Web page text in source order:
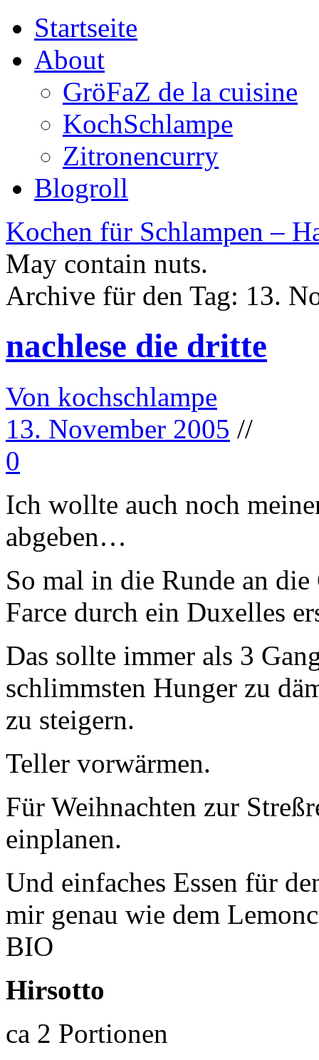
Startseite
About
GröFaZ de la cuisine
KochSchlampe
Zitronencurry
Blogroll
Kochen für Schlampen –
May contain nuts.
Archive für den Tag: 13.
nachlese die dritte
Von kochschlampe
13. November 2005 //
0
Ich wollte auch noch
abgeben…
So mal in die Runde an
Farce durch ein Duxelles
Das sollte immer als 3
schlimmsten Hunger zu
zu steigern.
Teller vorwärmen.
Für Weihnachten zur
einplanen.
Und einfaches Essen für
mir genau wie dem
BIO
Hirsotto
ca 2 Portionen